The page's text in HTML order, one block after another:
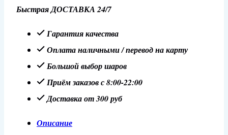
на
выписку
девочки
Быстрая ДОСТАВКА 24/7
Гарантия качества
Оплата наличными / перевод на карту
Большой выбор шаров
Приём заказов с 8:00-22:00
Доставка от 300 руб
Описание